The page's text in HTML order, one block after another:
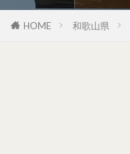
HOME 和歌山県